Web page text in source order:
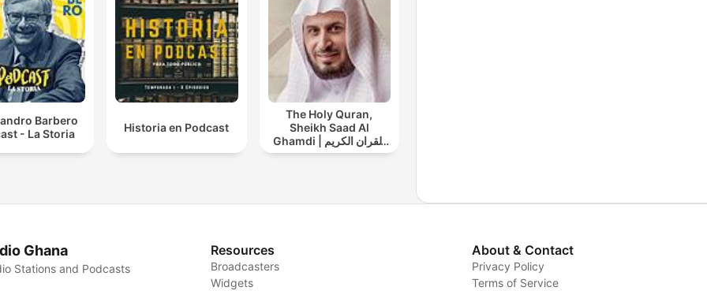
Barbero
- La Storia
Historia en Podcast
The Holy Quran,
Sheikh Saad Al
Ghamdi | القران الكريم
سعد الغامدي
Ghana
Stations and Podcasts
Resources
Broadcasters
Widgets
About & Contact
Privacy Policy
Terms of Service